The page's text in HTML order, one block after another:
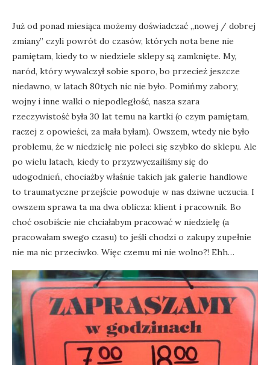
Już od ponad miesiąca możemy doświadczać „nowej / dobrej
zmiany” czyli powrót do czasów, których nota bene nie
pamiętam, kiedy to w niedziele sklepy są zamknięte. My,
naród, który wywalczył sobie sporo, bo przecież jeszcze
niedawno, w latach 80tych nic nie było. Pomińmy zabory,
wojny i inne walki o niepodległość, nasza szara
rzeczywistość była 30 lat temu na kartki (o czym pamiętam,
raczej z opowieści, za mała byłam). Owszem, wtedy nie było
problemu, że w niedzielę nie poleci się szybko do sklepu. Ale
po wielu latach, kiedy to przyzwyczailiśmy się do
udogodnień, chociażby właśnie takich jak galerie handlowe
to traumatyczne przejście powoduje w nas dziwne uczucia. I
owszem sprawa ta ma dwa oblicza: klient i pracownik. Bo
choć osobiście nie chciałabym pracować w niedzielę (a
pracowałam swego czasu) to jeśli chodzi o zakupy zupełnie
nie ma nic przeciwko. Więc czemu mi nie wolno?! Ehh…